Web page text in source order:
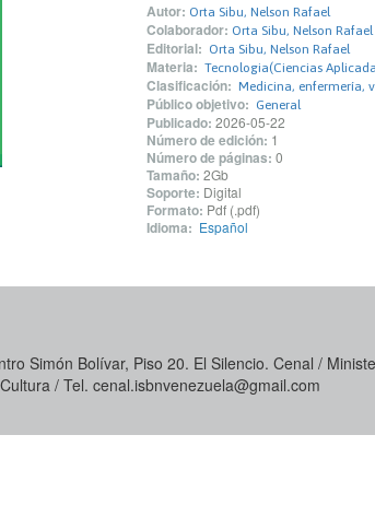
Autor: Orta Sibu, Nelson Rafael
Colaborador: Orta Sibu, Nelson
Editorial: Orta Sibu, Nelson Rafael
Materia: Tecnologia(Ciencias
Clasificación: Medicina, enfermería,
Público objetivo: General
Publicado: 2026-05-22
Número de edición: 1
Número de páginas: 0
Tamaño: 2Gb
Soporte: Digital
Formato: Pdf (.pdf)
Idioma: Español
Simón Bolívar, Piso 20. El Silencio. Cenal /
/ Tel. cenal.isbnvenezuela@gmail.com